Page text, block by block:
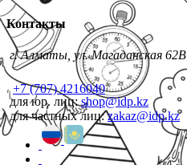
Контакты
г. Алматы, ул. Магаданская 62В
+7 (707) 4216040
для юр. лиц:shop@idp.kz
для частных лиц:zakaz@idp.kz